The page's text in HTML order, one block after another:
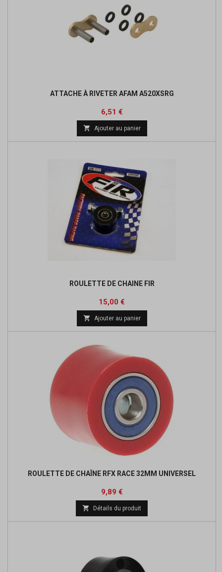
ATTACHE À RIVETER AFAM A520XSRG
Prix
6,51 €Prix
base
 Ajouter au panier
ROULETTE DE CHAINE FIR
Prix
15,00 €
 Ajouter au panier
ROULETTE DE CHAÎNE RFX RACE 32MM UNIVERSEL
Prix
9,89 €Prix
base
 Détails du produit